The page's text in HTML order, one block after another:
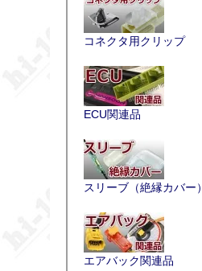
コネクタ用クリップ
ECU関連品
スリーブ（絶縁カバー）
エアバック関連品